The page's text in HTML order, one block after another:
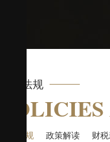
政策法规
政策法规 政策解读 财